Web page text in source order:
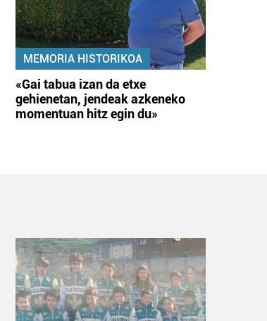
MEMORIA HISTORIKOA
«Gai tabua izan da etxe
gehienetan, jendeak azkeneko
momentuan hitz egin du»